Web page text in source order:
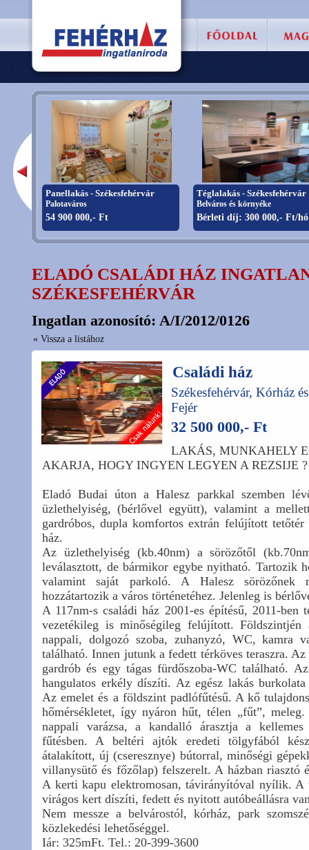
Panellakás - Székesfehérvár
Palotaváros
54 900 000,- Ft
Téglalakás - Székesfehérvár
Belváros és környéke
Bérleti díj: 300 000,- Ft/hó
ELADÓ CSALÁDI HÁZ
SZÉKESFEHÉRVÁR
Ingatlan azonosító: A/I/2012/0126
« Vissza a listához
Családi ház
Székesfehérvár, Kórház
Fejér
32 500 000,- Ft
LAKÁS, MUNKAHELY
AKARJA, HOGY INGYEN LEGYEN A REZSIJE ?
Eladó Budai úton a Halesz parkkal szemben
üzlethelyiség, (bérlővel együtt), valamint a
gardróbos, dupla komfortos extrán felújított tetőtér
ház.
Az üzlethelyiség (kb.40nm) a sörözőtől
leválasztott, de bármikor egybe nyitható. Tartozik
valamint saját parkoló. A Halesz sörözőnek
hozzátartozik a város történetéhez. Jelenleg is
A 117nm-s családi ház 2001-es építésű, 2011-ben
vezetékileg is minőségileg felújított. Földszintjén
nappali, dolgozó szoba, zuhanyzó, WC, kamra
található. Innen jutunk a fedett térköves teraszra. Az
gardrób és egy tágas fürdőszoba-WC található.
hangulatos erkély díszíti. Az egész lakás
Az emelet és a földszint padlófűtésű. A kő
hőmérsékletet, így nyáron hűt, télen „fűt”,
nappali varázsa, a kandalló árasztja a
fűtésben. A beltéri ajtók eredeti tölgyfából
átalakított, új (cseresznye) bútorral, minőségi
villanysütő és főzőlap) felszerelt. A házban riasztó
A kerti kapu elektromosan, távirányítóval nyílik. A
virágos kert díszíti, fedett és nyitott autóbeállásra
Nem messze a belvárostól, kórház, park
közlekedési lehetőséggel.
Iár: 325mFt. Tel.: 20-399-3600